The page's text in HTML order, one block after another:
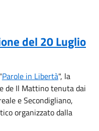
del 20 Luglio
Parole in Libertà", la
de Il Mattino tenuta dai
e Secondigliano,
organizzato dalla